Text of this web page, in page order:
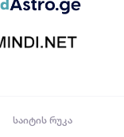
საიტის რუკა